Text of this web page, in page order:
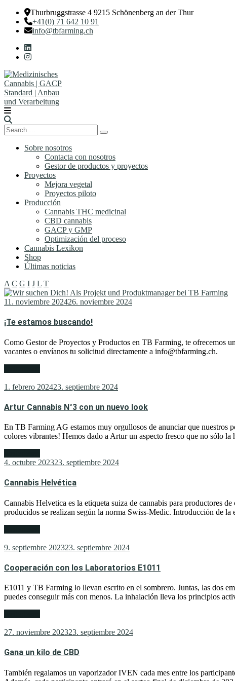
Thurbruggstrasse 4 9215 Schönenberg an der Thur
+41(0) 71 642 10 91
info@tbfarming.ch
Search
for:
Search
Sobre nosotros
Contacta con nosotros
Gestor de productos y proyectos
Proyectos
Mejora vegetal
Proyectos piloto
Producción
Cannabis THC medicinal
CBD cannabis
GACP y GMP
Optimización del proceso
Cannabis Lexikon
Shop
Últimas noticias
A C G I J L T
11. noviembre 202426. noviembre 2024
¡Te estamos buscando!
Como Gestor de Proyectos y Productos en TB Farming, te ofrecemos
vacantes o envíanos tu solicitud directamente a info@tbfarming.ch.
1. febrero 202423. septiembre 2024
Artur Cannabis N°3 con un nuevo look
En TB Farming AG estamos muy orgullosos de anunciar que nuestros
colores vibrantes! Hemos dado a Artur un aspecto fresco que no sólo
4. octubre 202323. septiembre 2024
Cannabis Helvética
Cannabis Helvetica es la etiqueta suiza de cannabis para productores
producidos se realizan según la norma Swiss-Medic. Introducción de
9. septiembre 202323. septiembre 2024
Cooperación con los Laboratorios E1011
E1011 y TB Farming lo llevan escrito en el sombrero. Juntas, las dos
puedes conseguir más con menos. La inhalación lleva los principios
27. noviembre 202323. septiembre 2024
Gana un kilo de CBD
También regalamos un vaporizador IVEN cada mes entre los